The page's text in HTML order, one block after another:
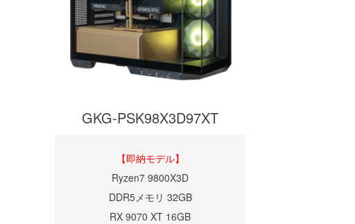
GKG-PSK98X3D97XT
【即納モデル】
Ryzen7 9800X3D
DDR5メモリ 32GB
RX 9070 XT 16GB